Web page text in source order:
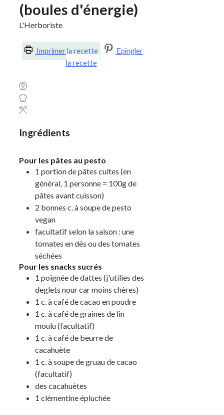
(boules d'énergie)
L'Herboriste
Imprimer la recette
Epingler
la recette
Ingrédients
Pour les pâtes au pesto
1 portionde pâtes cuites (en
général, 1 personne = 100g de
pâtes avant cuisson)
2 bonnes c. à soupede pesto
vegan
facultatif selon la saison : une
tomates en dés ou des tomates
séchées
Pour les snacks sucrés
1 poignéede dattes (j'utilies des
deglets nour car moins chères)
1 c. à caféde cacao en poudre
1 c. à caféde graines de lin
moulu(facultatif)
1 c. à caféde beurre de
cacahuète
1 c. à soupede gruau de cacao
(facultatif)
des cacahuètes
1 clémentine épluchée